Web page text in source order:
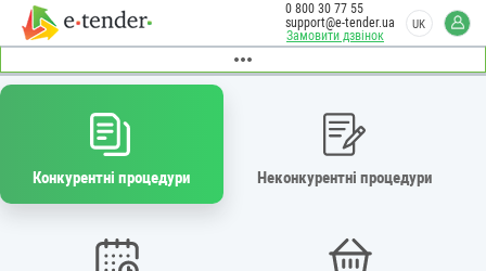
Замовити дзвінок
0 800 30 77 55
support@e-tender.ua
UK
Конкурентні процедури Неконкурентні процедури